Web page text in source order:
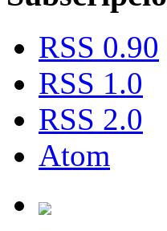
RSS 0.90
RSS 1.0
RSS 2.0
Atom